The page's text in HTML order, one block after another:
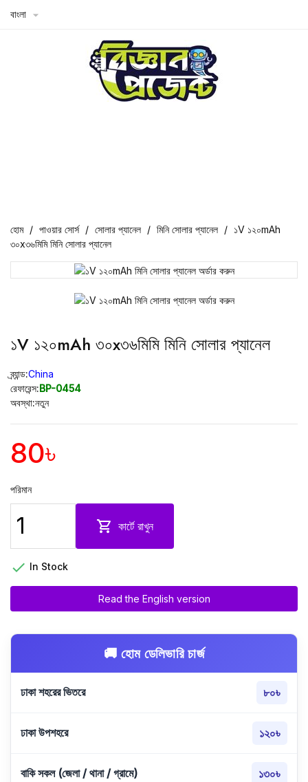
বাংলা 
হোম পাওয়ার সোর্স সোলার প্যানেল মিনি সোলার প্যানেল
১V ১২০mAh
৩০x৩৬মিমি মিনি সোলার প্যানেল
১V ১২০mAh ৩০x৩৬মিমি মিনি সোলার প্যানেল
ব্র্যান্ড:China
রেফারেন্স:BP-0454
অবস্থা:নতুন
80৳
পরিমান
 কার্টে রাখুন
 In Stock
Read the English version
🚚 হোম ডেলিভারি চার্জ
ঢাকা শহরের ভিতরে ৮০৳
ঢাকা উপশহরে ১২০৳
বাকি সকল (জেলা / থানা / গ্রামে) ১৩০৳